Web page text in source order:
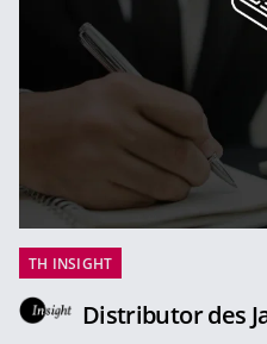
TH INSIGHT
Distributor des